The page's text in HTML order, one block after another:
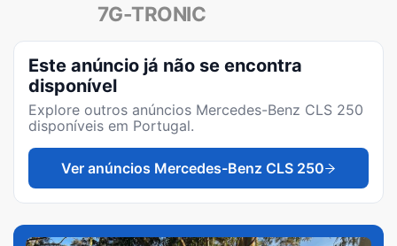
7G-TRONIC
Este anúncio já não se encontra
disponível
Explore outros anúncios Mercedes-Benz CLS 250
disponíveis em Portugal.
Ver anúncios Mercedes-Benz CLS 250